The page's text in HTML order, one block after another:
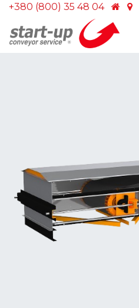
+380 (800) 35 48 04